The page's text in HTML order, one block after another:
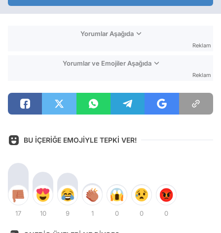
Yorumlar Aşağıda
Reklam
Yorumlar ve Emojiler Aşağıda
Reklam
BU İÇERİĞE EMOJİYLE TEPKİ VER!
17 10 9 1 0 0 0